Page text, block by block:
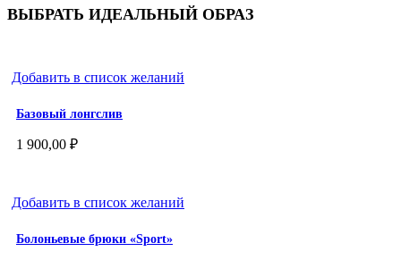
ВЫБРАТЬ ИДЕАЛЬНЫЙ ОБРАЗ
Добавить в список желаний
Базовый лонгслив
1 900,00 ₽
Добавить в список желаний
Болоньевые брюки «Sport»